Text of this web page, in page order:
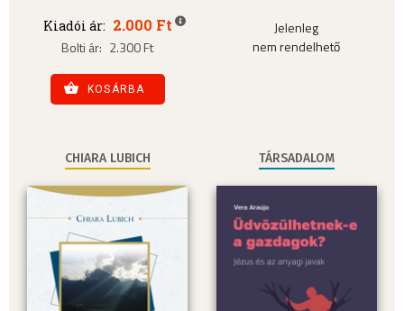
Kiadói ár: 2.000 Ft
Bolti ár: 2.300 Ft
KOSÁRBA
Jelenleg
nem rendelhető
CHIARA LUBICH TÁRSADALOM